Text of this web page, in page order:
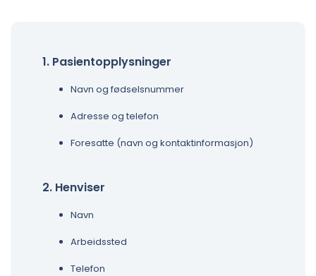
1. Pasientopplysninger
Navn og fødselsnummer
Adresse og telefon
Foresatte (navn og kontaktinformasjon)
2. Henviser
Navn
Arbeidssted
Telefon